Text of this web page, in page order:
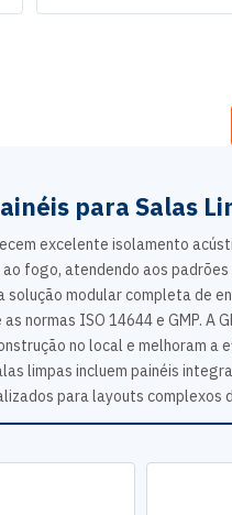
para Salas
excelente isolamento
fogo, atendendo aos
solução modular completa de
normas ISO 14644 e GMP.
no local e melhoram a
limpas incluem painéis
para layouts complexos